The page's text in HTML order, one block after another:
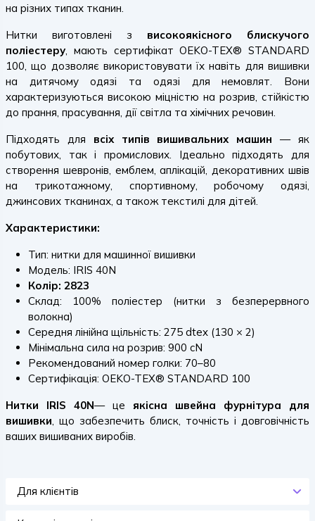
на різних типах тканин.
Нитки виготовлені з високоякісного блискучого
поліестеру, мають сертифікат OEKO-TEX® STANDARD
100, що дозволяє використовувати їх навіть для вишивки
на дитячому одязі та одязі для немовлят. Вони
характеризуються високою міцністю на розрив, стійкістю
до прання, прасування, дії світла та хімічних речовин.
Підходять для всіх типів вишивальних машин — як
побутових, так і промислових. Ідеально підходять для
створення шевронів, емблем, аплікацій, декоративних швів
на трикотажному, спортивному, робочому одязі,
джинсових тканинах, а також текстилі для дітей.
Характеристики:
Тип: нитки для машинної вишивки
Модель: IRIS 40N
Колір: 2823
Склад: 100% поліестер (нитки з безперервного
волокна)
Середня лінійна щільність: 275 dtex (130 × 2)
Мінімальна сила на розрив: 900 cN
Рекомендований номер голки: 70–80
Сертифікація: OEKO-TEX® STANDARD 100
Нитки IRIS 40N— це якісна швейна фурнітура для
вишивки, що забезпечить блиск, точність і довговічність
ваших вишиваних виробів.
Для клієнтів